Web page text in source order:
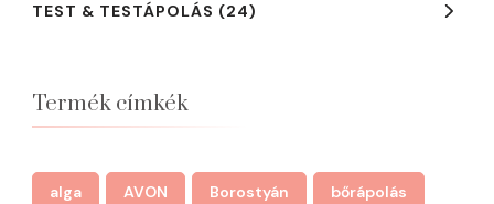
TEST & TESTÁPOLÁS (24)
Termék címkék
alga AVON Borostyán bőrápolás